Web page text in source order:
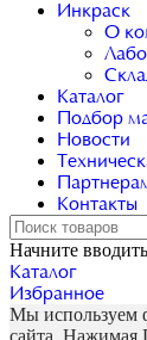
Инкраск
О
Каталог
Подбор
Новости
Контакты
Начните
Каталог
Избранное
Мы используем
сайта.